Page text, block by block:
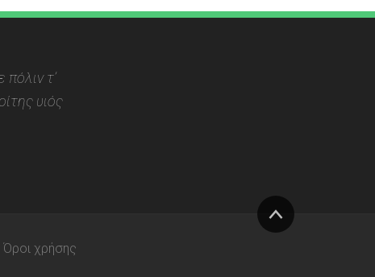
τ’
υιός
Όροι χρήσης